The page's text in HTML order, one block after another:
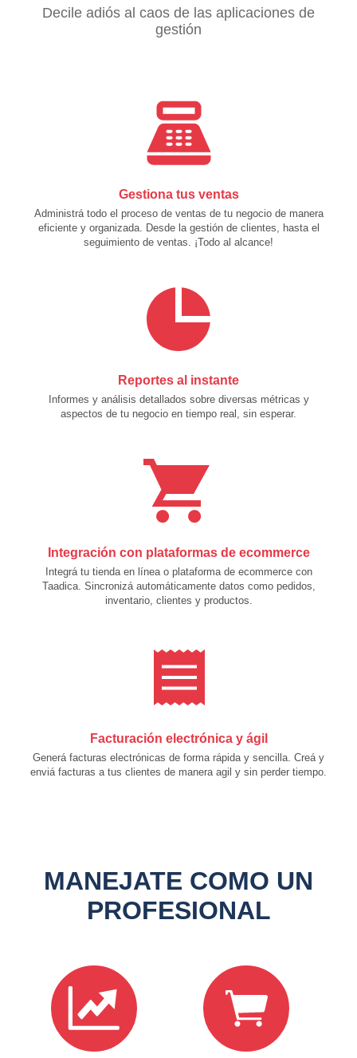
Decile adiós al caos de las aplicaciones de
gestión
Gestiona tus ventas
Administrá todo el proceso de ventas de tu negocio de manera
eficiente y organizada. Desde la gestión de clientes, hasta el
seguimiento de ventas. ¡Todo al alcance!
Reportes al instante
Informes y análisis detallados sobre diversas métricas y
aspectos de tu negocio en tiempo real, sin esperar.
Integración con plataformas de ecommerce
Integrá tu tienda en línea o plataforma de ecommerce con
Taadica. Sincronizá automáticamente datos como pedidos,
inventario, clientes y productos.
Facturación electrónica y ágil
Generá facturas electrónicas de forma rápida y sencilla. Creá y
enviá facturas a tus clientes de manera agil y sin perder tiempo.
MANEJATE COMO UN
PROFESIONAL